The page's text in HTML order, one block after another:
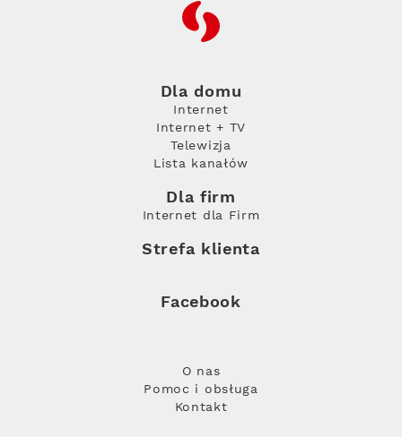
RFC
Dla domu
Internet
Internet + TV
Telewizja
Lista kanałów
Dla firm
Internet dla Firm
Strefa klienta
Facebook
O nas
Pomoc i obsługa
Kontakt